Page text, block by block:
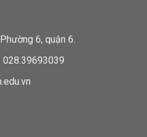
6, quận 6.
028.39693039